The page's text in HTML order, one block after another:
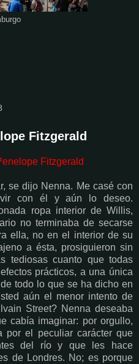
Fitzgerald
Fitzgerald
dijo Nenna. Me casé con
con él y aún lo deseo.
ropa interior de Willis,
no terminaba de secarse
ella, no en el interior de su
a ésta, prosiguieron sin
tediosas cuanto que todas
prácticos, a una única
todo lo que se ha dicho en
aún el menor intento de
Street? Nenna deseaba
cabía imaginar: por orgullo,
por el peculiar carácter que
del río y que les hace
de Londres. No; es porque